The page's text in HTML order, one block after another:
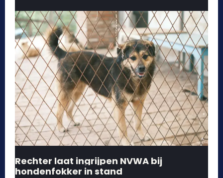
Rechter laat ingrijpen NVWA bij
hondenfokker in stand